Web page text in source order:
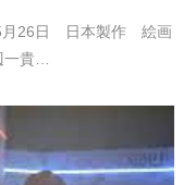
26日 日本製作 絵画
貴…